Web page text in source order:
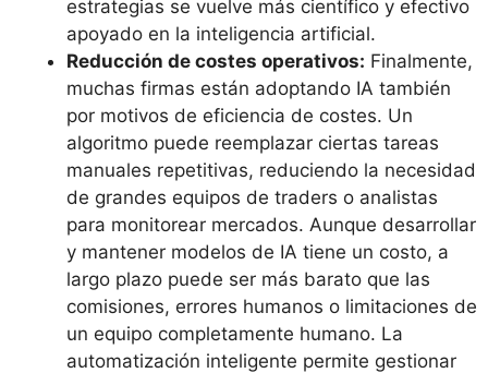
estrategias se vuelve más científico y efectivo
apoyado en la inteligencia artificial.
Reducción de costes operativos: Finalmente,
muchas firmas están adoptando IA también
por motivos de eficiencia de costes. Un
algoritmo puede reemplazar ciertas tareas
manuales repetitivas, reduciendo la necesidad
de grandes equipos de traders o analistas
para monitorear mercados. Aunque desarrollar
y mantener modelos de IA tiene un costo, a
largo plazo puede ser más barato que las
comisiones, errores humanos o limitaciones de
un equipo completamente humano. La
automatización inteligente permite gestionar